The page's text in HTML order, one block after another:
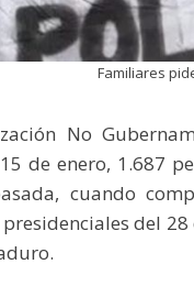
Familiares
No
de enero, 1.687
cuando
presidenciales del